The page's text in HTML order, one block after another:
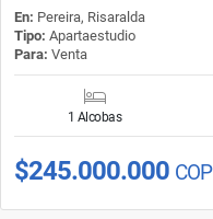
En: Pereira, Risaralda
Tipo: Apartaestudio
Para: Venta
1 Alcobas
$245.000.000 COP